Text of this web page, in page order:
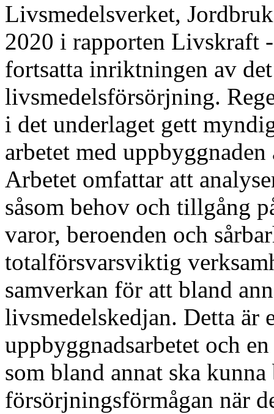
Livsmedelsverket,
2020 i rapporten Livskraft
fortsatta inriktningen av
livsmedelsförsörjning.
i det underlaget gett
arbetet med
Arbetet omfattar att
såsom behov och tillgång
varor, beroenden och
totalförsvarsviktig
samverkan för att bland
livsmedelskedjan. Detta är
uppbyggnadsarbetet och
som bland annat ska
försörjningsförmågan när